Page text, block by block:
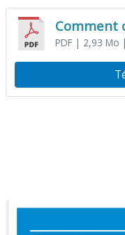
Comment
PDF| 2,93 Mo